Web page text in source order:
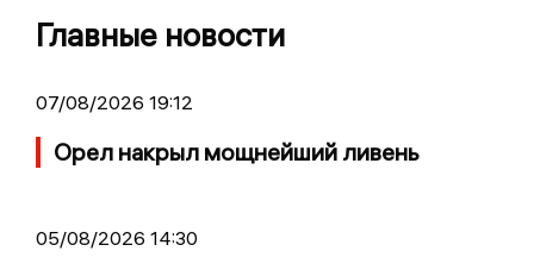
Главные новости
07/08/2026 19:12
Орел накрыл мощнейший ливень
05/08/2026 14:30